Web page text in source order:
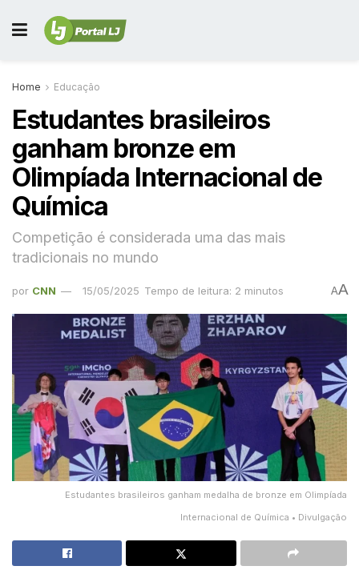
Home Educação
Estudantes brasileiros
ganham bronze em
Olimpíada Internacional de
Química
Competição é considerada uma das mais
tradicionais no mundo
por CNN 15/05/2025 Tempo de leitura: 2 minutos AA
Estudantes brasileiros ganham medalha de bronze em Olimpíada
Internacional de Química • Divulgação